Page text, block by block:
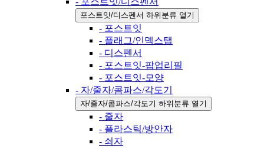
포스트잇/디스펜서 하위분류 열기
- 포스트잇
- 플래그/인덱스탭
- 디스펜서
- 포스트잇-팝업리필
- 포스트잇-모양
- 자/줄자/콤파스/각도기
자/줄자/콤파스/각도기 하위분류 열기
- 줄자
- 플라스틱/방안자
- 쇠자